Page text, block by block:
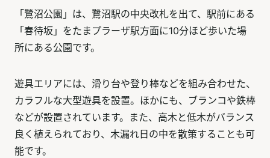
「鷺沼公園」は、鷺沼駅の中央改札を出て、駅前にある
「春待坂」をたまプラーザ駅方面に10分ほど歩いた場
所にある公園です。
遊具エリアには、滑り台や登り棒などを組み合わせた、
カラフルな大型遊具を設置。ほかにも、ブランコや鉄棒
などが設置されています。また、高木と低木がバランス
良く植えられており、木漏れ日の中を散策することも可
能です。